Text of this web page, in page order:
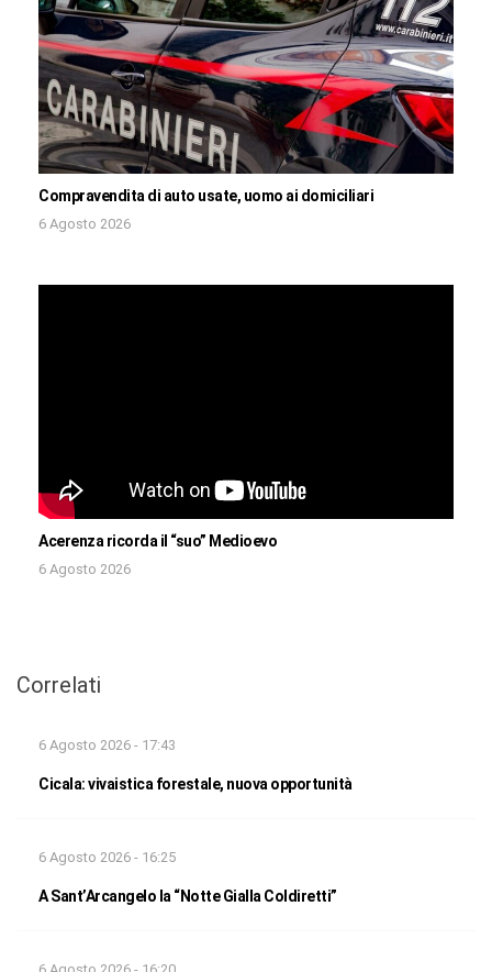
Compravendita di auto usate, uomo ai domiciliari
6 Agosto 2026
Acerenza ricorda il “suo” Medioevo
6 Agosto 2026
Correlati
6 Agosto 2026 - 17:43
Cicala: vivaistica forestale, nuova opportunità
6 Agosto 2026 - 16:25
A Sant’Arcangelo la “Notte Gialla Coldiretti”